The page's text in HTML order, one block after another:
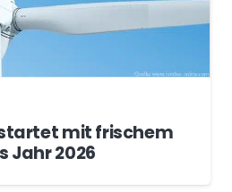
mit frischem
Jahr 2026